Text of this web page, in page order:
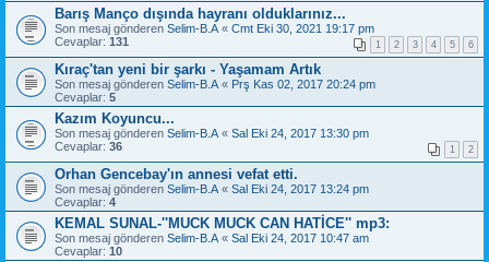
Barış Manço dışında hayranı olduklarınız...
Son mesaj gönderen Selim-B.A « Cmt Eki 30, 2021 19:17 pm
Cevaplar: 131 1 2 3 4 5 6
Kıraç'tan yeni bir şarkı - Yaşamam Artık
Son mesaj gönderen Selim-B.A « Prş Kas 02, 2017 20:24 pm
Cevaplar: 5
Kazım Koyuncu...
Son mesaj gönderen Selim-B.A « Sal Eki 24, 2017 13:30 pm
Cevaplar: 36 1 2
Orhan Gencebay'ın annesi vefat etti.
Son mesaj gönderen Selim-B.A « Sal Eki 24, 2017 13:24 pm
Cevaplar: 4
KEMAL SUNAL-''MUCK MUCK CAN HATİCE'' mp3:
Son mesaj gönderen Selim-B.A « Sal Eki 24, 2017 10:47 am
Cevaplar: 10